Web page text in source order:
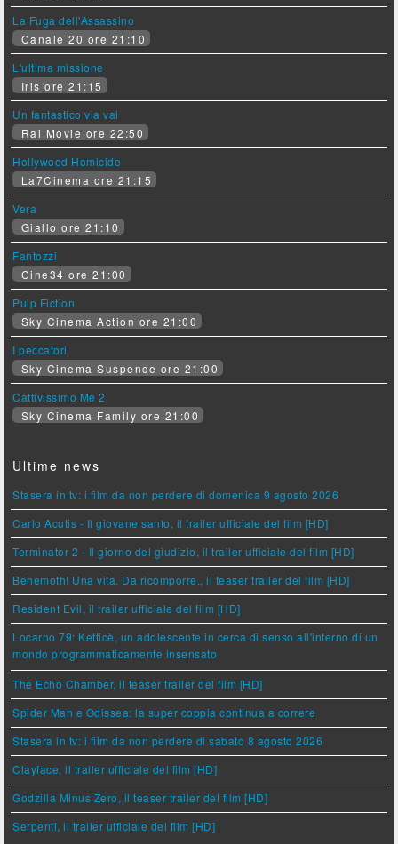
La Fuga dell'Assassino
Canale 20 ore 21:10
L'ultima missione
Iris ore 21:15
Un fantastico via vai
Rai Movie ore 22:50
Hollywood Homicide
La7Cinema ore 21:15
Vera
Giallo ore 21:10
Fantozzi
Cine34 ore 21:00
Pulp Fiction
Sky Cinema Action ore 21:00
I peccatori
Sky Cinema Suspence ore 21:00
Cattivissimo Me 2
Sky Cinema Family ore 21:00
Ultime news
Stasera in tv: i film da non perdere di domenica 9 agosto 2026
Carlo Acutis - Il giovane santo, il trailer ufficiale del film [HD]
Terminator 2 - Il giorno del giudizio, il trailer ufficiale del film [HD]
Behemoth! Una vita. Da ricomporre., il teaser trailer del film [HD]
Resident Evil, il trailer ufficiale del film [HD]
Locarno 79: Ketticè, un adolescente in cerca di senso all'interno di un
mondo programmaticamente insensato
The Echo Chamber, il teaser trailer del film [HD]
Spider Man e Odissea: la super coppia continua a correre
Stasera in tv: i film da non perdere di sabato 8 agosto 2026
Clayface, il trailer ufficiale del film [HD]
Godzilla Minus Zero, il teaser trailer del film [HD]
Serpenti, il trailer ufficiale del film [HD]